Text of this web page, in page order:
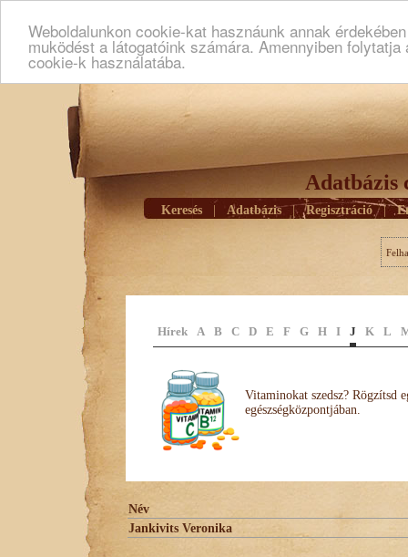
Weboldalunkon cookie-kat hasznáunk annak
muködést a látogatóink számára. Amennyiben
cookie-k használatába.
Adatbázis
Keresés Adatbázis | Regisztráció |
Hírek A B C D E F G H I J K L
Vitaminokat szedsz? Rögzítsd
egészségközpontjában.
Név
Jankivits Veronika